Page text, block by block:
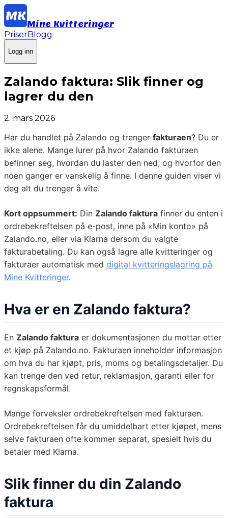
Mine Kvitteringer
PriserBlogg
Logg inn
Zalando faktura: Slik finner og
lagrer du den
2. mars 2026
Har du handlet på Zalando og trenger fakturaen? Du er
ikke alene. Mange lurer på hvor Zalando fakturaen
befinner seg, hvordan du laster den ned, og hvorfor den
noen ganger er vanskelig å finne. I denne guiden viser vi
deg alt du trenger å vite.
Kort oppsummert: Din Zalando faktura finner du enten i
ordrebekreftelsen på e-post, inne på «Min konto» på
Zalando.no, eller via Klarna dersom du valgte
fakturabetaling. Du kan også lagre alle kvitteringer og
fakturaer automatisk med digital kvitteringslagring på
Mine Kvitteringer.
Hva er en Zalando faktura?
En Zalando faktura er dokumentasjonen du mottar etter
et kjøp på Zalando.no. Fakturaen inneholder informasjon
om hva du har kjøpt, pris, moms og betalingsdetaljer. Du
kan trenge den ved retur, reklamasjon, garanti eller for
regnskapsformål.
Mange forveksler ordrebekreftelsen med fakturaen.
Ordrebekreftelsen får du umiddelbart etter kjøpet, mens
selve fakturaen ofte kommer separat, spesielt hvis du
betaler med Klarna.
Slik finner du din Zalando
faktura